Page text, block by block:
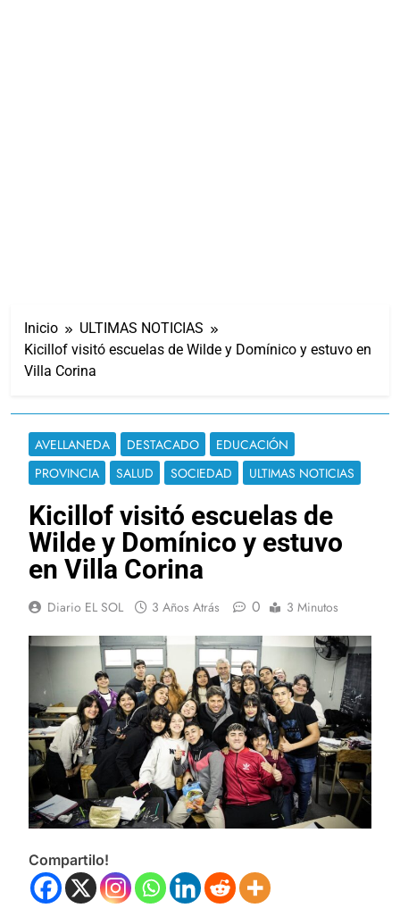
Inicio
ULTIMAS NOTICIAS
Kicillof visitó escuelas de Wilde y Domínico y estuvo en
Villa Corina
AVELLANEDA DESTACADO
EDUCACIÓN
PROVINCIA
SALUD SOCIEDAD ULTIMAS NOTICIAS
Kicillof visitó escuelas de
Wilde y Domínico y estuvo
en Villa Corina
Diario EL SOL 3 Años Atrás 0 3 Minutos
Compartilo!